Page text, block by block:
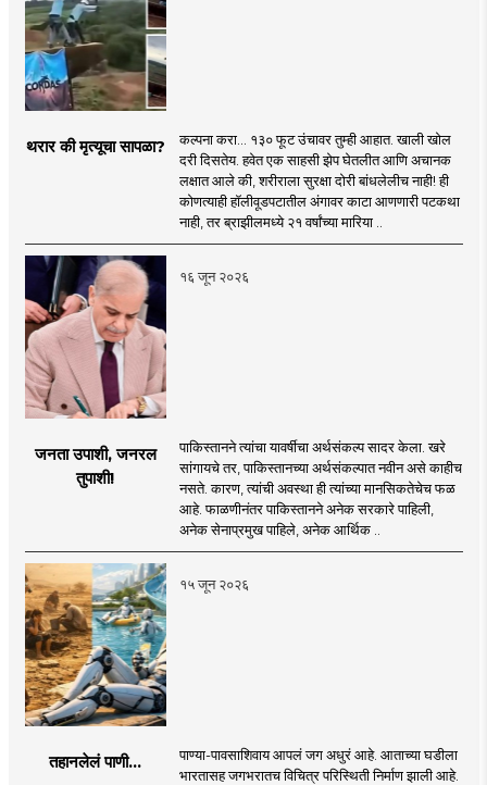
थरार की मृत्यूचा सापळा?
कल्पना करा... १३० फूट उंचावर तुम्ही आहात. खाली खोल
दरी दिसतेय. हवेत एक साहसी झेप घेतलीत आणि अचानक
लक्षात आले की, शरीराला सुरक्षा दोरी बांधलेलीच नाही! ही
कोणत्याही हॉलीवूडपटातील अंगावर काटा आणणारी पटकथा
नाही, तर ब्राझीलमध्ये २१ वर्षांच्या मारिया ..
१६ जून २०२६
जनता उपाशी, जनरल
तुपाशी!
पाकिस्तानने त्यांचा यावर्षीचा अर्थसंकल्प सादर केला. खरे
सांगायचे तर, पाकिस्तानच्या अर्थसंकल्पात नवीन असे काहीच
नसते. कारण, त्यांची अवस्था ही त्यांच्या मानसिकतेचेच फळ
आहे. फाळणीनंतर पाकिस्तानने अनेक सरकारे पाहिली,
अनेक सेनाप्रमुख पाहिले, अनेक आर्थिक ..
१५ जून २०२६
तहानलेलं पाणी...
पाण्या-पावसाशिवाय आपलं जग अधुरं आहे. आताच्या घडीला
भारतासह जगभरातच विचित्र परिस्थिती निर्माण झाली आहे.